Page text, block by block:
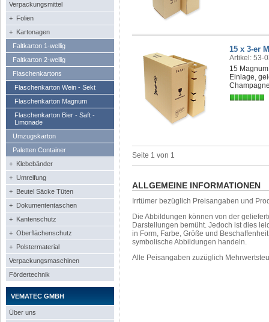
Verpackungsmittel
+ Folien
+ Kartonagen
Faltkarton 1-wellig
Faltkarton 2-wellig
Flaschenkartons
Flaschenkarton Wein - Sekt
Flaschenkarton Magnum
Flaschenkarton Bier - Saft -
Limonade
Umzugskarton
Paletten Container
+ Klebebänder
+ Umreifung
+ Beutel Säcke Tüten
+ Dokumententaschen
+ Kantenschutz
+ Oberflächenschutz
+ Polstermaterial
Verpackungsmaschinen
Fördertechnik
VEMATEC GMBH
Über uns
15 x 3-er
Artikel: 53-
15
Einlage,
Seite 1 von 1
ALLGEMEINE INFORMATIONEN
Irrtümer bezüglich Preisangaben und
Die Abbildungen können von der
Darstellungen bemüht. Jedoch ist dies
in Form, Farbe, Größe und
symbolische Abbildungen handeln.
Alle Peisangaben zuzüglich